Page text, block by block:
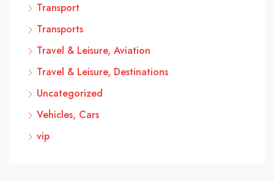
Transport
Transports
Travel & Leisure, Aviation
Travel & Leisure, Destinations
Uncategorized
Vehicles, Cars
vip